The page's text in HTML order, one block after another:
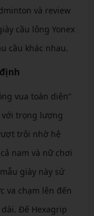
và review
cầu lông Yonex
cầu khác nhau.
vua toàn diện”
với trọng lượng
trội nhờ hệ
nam và nữ chơi
giày này sử
va chạm lên đến
Đế Hexagrip